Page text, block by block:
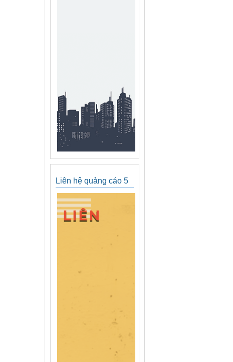
Liên hệ quảng cáo 5